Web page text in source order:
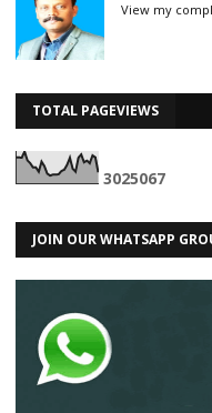
View my
TOTAL PAGEVIEWS
3025067
JOIN OUR WHATSAPP